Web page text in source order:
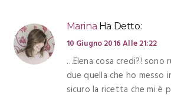
Marina Ha Detto:
10 Giugno 2016 Alle 21:22
…Elena cosa credi?! sono
due quella che ho
sicuro la ricetta che mi è